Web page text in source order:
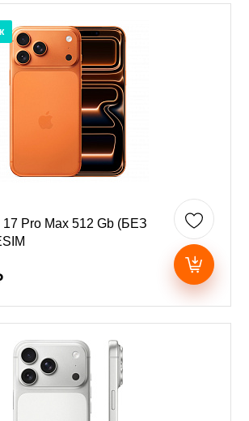
Pro Max 512 Gb (БЕЗ